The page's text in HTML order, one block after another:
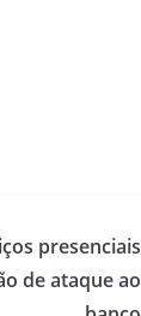
presenciais
de ataque ao